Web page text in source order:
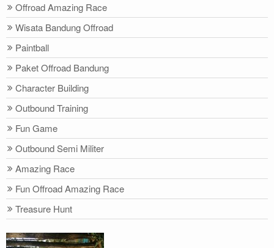
Offroad Amazing Race
Wisata Bandung Offroad
Paintball
Paket Offroad Bandung
Character Building
Outbound Training
Fun Game
Outbound Semi Militer
Amazing Race
Fun Offroad Amazing Race
Treasure Hunt